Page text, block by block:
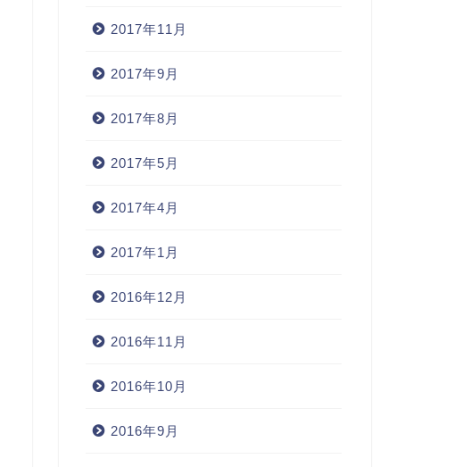
2017年11月
2017年9月
2017年8月
2017年5月
2017年4月
2017年1月
2016年12月
2016年11月
2016年10月
2016年9月